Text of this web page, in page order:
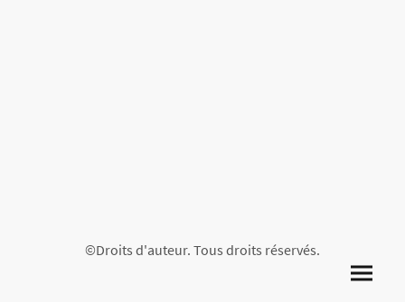
©Droits d'auteur. Tous droits réservés.